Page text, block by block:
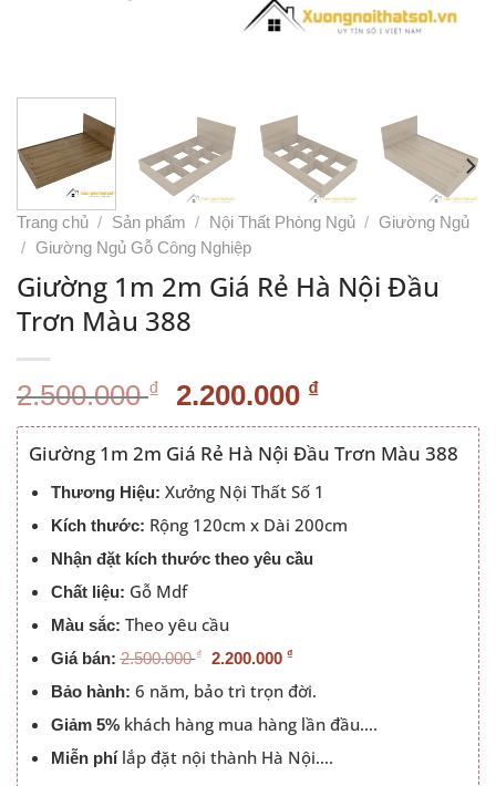
Trang chủ / Sản phẩm / Nội Thất Phòng Ngủ / Giường Ngủ
/ Giường Ngủ Gỗ Công Nghiệp
Giường 1m 2m Giá Rẻ Hà Nội Đầu
Trơn Màu 388
2.500.000₫ Giá
gốc
là:
2.500.000 ₫.
2.200.000 ₫Giá
hiện
tại
là:
2.200.000 ₫.
Giường 1m 2m Giá Rẻ Hà Nội Đầu Trơn Màu 388
Thương Hiệu: Xưởng Nội Thất Số 1
Kích thước: Rộng 120cm x Dài 200cm
Nhận đặt kích thước theo yêu cầu
Chất liệu: Gỗ Mdf
Màu sắc: Theo yêu cầu
Giá bán:2.500.000 ₫ 2.200.000 ₫
Bảo hành: 6 năm, bảo trì trọn đời.
Giảm 5%khách hàng mua hàng lần đầu….
Miễn phílắp đặt nội thành Hà Nội….